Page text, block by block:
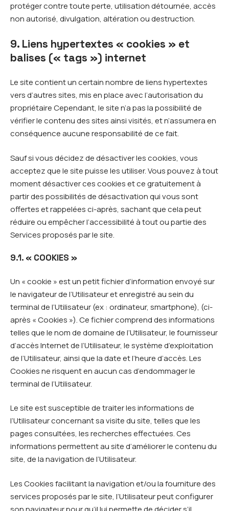
protéger contre toute perte, utilisation détournée, accès
non autorisé, divulgation, altération ou destruction.
9. Liens hypertextes « cookies » et
balises (« tags ») internet
Le site contient un certain nombre de liens hypertextes
vers d’autres sites, mis en place avec l’autorisation du
propriétaire Cependant, le site n’a pas la possibilité de
vérifier le contenu des sites ainsi visités, et n’assumera en
conséquence aucune responsabilité de ce fait.
Sauf si vous décidez de désactiver les cookies, vous
acceptez que le site puisse les utiliser. Vous pouvez à tout
moment désactiver ces cookies et ce gratuitement à
partir des possibilités de désactivation qui vous sont
offertes et rappelées ci-après, sachant que cela peut
réduire ou empêcher l’accessibilité à tout ou partie des
Services proposés par le site.
9.1. « COOKIES »
Un « cookie » est un petit fichier d’information envoyé sur
le navigateur de l’Utilisateur et enregistré au sein du
terminal de l’Utilisateur (ex : ordinateur, smartphone), (ci-
après « Cookies »). Ce fichier comprend des informations
telles que le nom de domaine de l’Utilisateur, le fournisseur
d’accès Internet de l’Utilisateur, le système d’exploitation
de l’Utilisateur, ainsi que la date et l’heure d’accès. Les
Cookies ne risquent en aucun cas d’endommager le
terminal de l’Utilisateur.
Le site est susceptible de traiter les informations de
l’Utilisateur concernant sa visite du site, telles que les
pages consultées, les recherches effectuées. Ces
informations permettent au site d’améliorer le contenu du
site, de la navigation de l’Utilisateur.
Les Cookies facilitant la navigation et/ou la fourniture des
services proposés par le site, l’Utilisateur peut configurer